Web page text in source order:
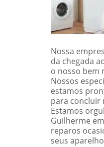
Nossa
da chegada
o nosso bem
Nossos
estamos
para concluir
Estamos
Guilherme
reparos
seus